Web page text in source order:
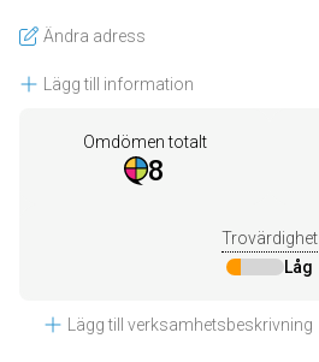
Ändra adress
Lägg till information
Omdömen totalt
8
Trovärdighet
Låg
Lägg till verksamhetsbeskrivning